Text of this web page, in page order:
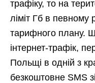
трафіку, то на
ліміт Гб в певному
тарифного плану.
інтернет-трафік,
Польщі в одній з
безкоштовне SMS